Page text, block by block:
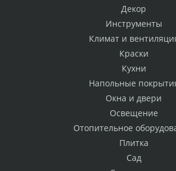
Декор
Инструменты
Климат и
Краски
Кухни
Напольные
Окна и двери
Освещение
Отопительное
Плитка
Сад